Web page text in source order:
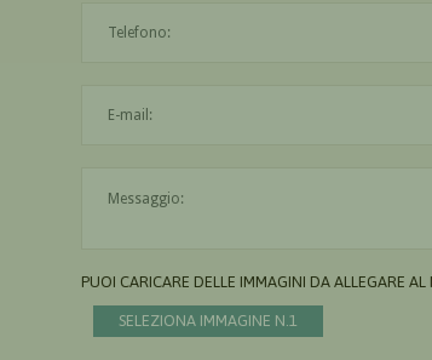
PUOI CARICARE DELLE IMMAGINI DA ALLEGARE AL
SELEZIONA IMMAGINE N.1